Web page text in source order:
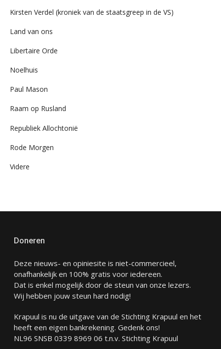
Kirsten Verdel (kroniek van de staatsgreep in de VS)
Land van ons
Libertaire Orde
Noelhuis
Paul Mason
Raam op Rusland
Republiek Allochtonië
Rode Morgen
Videre
Doneren
Deze nieuws- en opiniesite is niet-commercieel,
onafhankelijk en 100% gratis voor iedereen.
Dat is enkel mogelijk door de steun van onze lezers.
Wij hebben jouw steun hard nodig!
Krapuul is nu de uitgave van de Stichting Krapuul en het
heeft een eigen bankrekening. Gedenk ons!
NL96 SNSB 0339 8969 06 t.n.v. Stichting Krapuul